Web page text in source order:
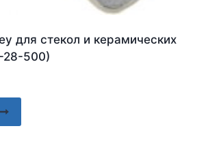
для стекол и керамических
28-500)